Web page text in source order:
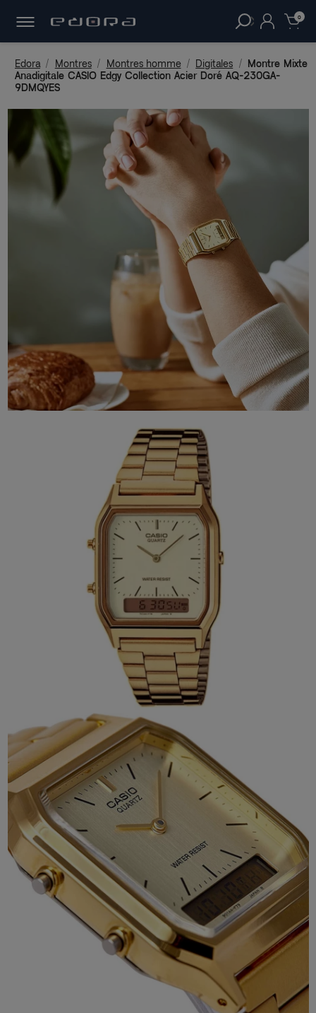
clear 0
Edora Montres Montres homme Digitales
Montre Mixte
Anadigitale CASIO Edgy Collection Acier Doré AQ-230GA-
9DMQYES